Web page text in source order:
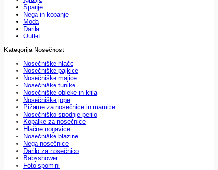
Spanje
Nega in kopanje
Moda
Darila
Outlet
Kategorija Nosečnost
Nosečniške hlače
Nosečniške pajkice
Nosečniške majice
Nosečniške tunike
Nosečniške obleke in krila
Nosečniške jope
Pižame za nosečnice in mamice
Nosečniško spodnje perilo
Kopalke za nosečnice
Hlačne nogavice
Nosečniške blazine
Nega nosečnice
Darilo za nosečnico
Babyshower
Foto spomini